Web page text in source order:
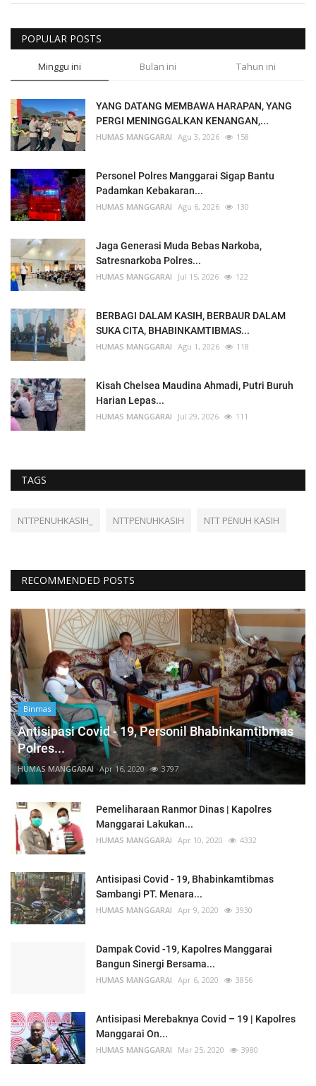
POPULAR POSTS
Minggu ini Bulan ini Tahun ini
YANG DATANG MEMBAWA HARAPAN, YANG
PERGI MENINGGALKAN KENANGAN,...
HUMAS MANGGARAI Agu 3, 2026 158
Personel Polres Manggarai Sigap Bantu
Padamkan Kebakaran...
HUMAS MANGGARAI Agu 6, 2026 130
Jaga Generasi Muda Bebas Narkoba,
Satresnarkoba Polres...
HUMAS MANGGARAI Jul 15, 2026 122
BERBAGI DALAM KASIH, BERBAUR DALAM
SUKA CITA, BHABINKAMTIBMAS...
HUMAS MANGGARAI Agu 1, 2026 118
Kisah Chelsea Maudina Ahmadi, Putri Buruh
Harian Lepas...
HUMAS MANGGARAI Jul 29, 2026 111
TAGS
NTTPENUHKASIH_ NTTPENUHKASIH NTT PENUH KASIH
RECOMMENDED POSTS
Binmas
Antisipasi Covid - 19, Personil Bhabinkamtibmas
Polres...
HUMAS MANGGARAI Apr 16, 2020 3797
Pemeliharaan Ranmor Dinas | Kapolres
Manggarai Lakukan...
HUMAS MANGGARAI Apr 10, 2020 4332
Antisipasi Covid - 19, Bhabinkamtibmas
Sambangi PT. Menara...
HUMAS MANGGARAI Apr 9, 2020 3930
Dampak Covid -19, Kapolres Manggarai
Bangun Sinergi Bersama...
HUMAS MANGGARAI Apr 6, 2020 3856
Antisipasi Merebaknya Covid – 19 | Kapolres
Manggarai On...
HUMAS MANGGARAI Mar 25, 2020 3980